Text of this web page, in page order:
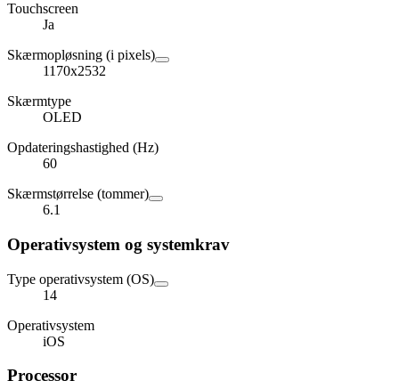
Touchscreen
Ja
Skærmopløsning (i pixels)
1170x2532
Skærmtype
OLED
Opdateringshastighed (Hz)
60
Skærmstørrelse (tommer)
6.1
Operativsystem og systemkrav
Type operativsystem (OS)
14
Operativsystem
iOS
Processor